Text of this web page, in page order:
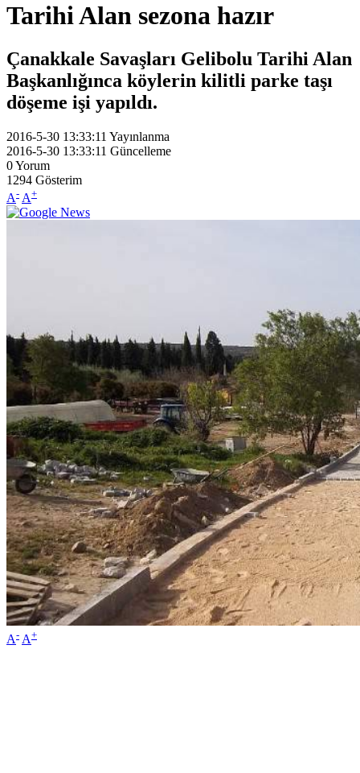
Tarihi Alan sezona hazır
Çanakkale Savaşları Gelibolu Tarihi Alan
Başkanlığınca köylerin kilitli parke taşı
döşeme işi yapıldı.
2016-5-30 13:33:11 Yayınlanma
2016-5-30 13:33:11 Güncelleme
0Yorum
1294 Gösterim
A- A+
A- A+